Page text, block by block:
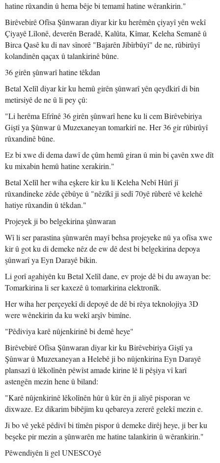
hatine rûxandin û hema bêje bi temamî hatine wêrankirin."
Birêvebirê Ofîsa Şûnwaran diyar kir ku herêmên çiyayî yên wekî
Çiyayê Lîlonê, deverên Beradê, Kalûta, Kîmar, Keleha Semanê û
Birca Qasê ku di nav sînorê "Bajarên Jibîrbûyî" de ne, rûbirûyî
kolandinên qaçax û talankirinê bûne.
36 girên şûnwarî hatine têkdan
Betal Xelîl diyar kir ku hemû girên şûnwarî yên qeydkirî di bin
metirsiyê de ne û li pey çû:
"Li herêma Efrînê 36 girên şûnwarî hene ku li cem Birêvebiriya
Giştî ya Şûnwar û Muzexaneyan tomarkirî ne. Her 36 gir rûbirûyî
rûxandinê bûne.
Ez bi xwe di dema dawî de çûm hemû giran û min bi çavên xwe dît
ku mixabin hemû hatine xerakirin."
Betal Xelîl her wiha eşkere kir ku li Keleha Nebî Hûrî jî
rûxandineke zêde çêbûye û "nêzîkî ji sedî 70yê rûberê vê kelehê
hatiye rûxandin û têkdan."
Projeyek ji bo belgekirina şûnwaran
Wî li ser parastina şûnwarên mayî behsa projeyeke nû ya ofîsa xwe
kir û got ku di demeke nêz de ew dê dest bi belgekirina depoya
şûnwarî ya Eyn Darayê bikin.
Li gorî agahiyên ku Betal Xelîl dane, ev proje dê bi du awayan be:
Tomarkirina li ser kaxezê û tomarkirina elektronîk.
Her wiha her perçeyekî di depoyê de dê bi rêya teknolojiya 3D
were wênekirin da ku wekî arşîv bimîne.
"Pêdiviya karê nûjenkirinê bi demê heye"
Birêvebirê Ofîsa Şûnwaran diyar kir ku Birêvebiriya Giştî ya
Şûnwar û Muzexaneyan a Helebê ji bo nûjenkirina Eyn Darayê
plansazî û lêkolînên pêwîst amade kirine lê li pêşiya vî karî
astengên mezin hene û biland:
"Karê nûjenkirinê lêkolînên hûr û kûr ên ji aliyê pisporan ve
dixwaze. Ez dikarim bibêjim ku qebareya zererê gelekî mezin e.
Ji bo vê yekê pêdivî bi tîmên pispor û demeke dirêj heye, ji ber ku
beşeke pir mezin a şûnwarên me hatine talankirin û wêrankirin."
Pêwendiyên li gel UNESCOyê